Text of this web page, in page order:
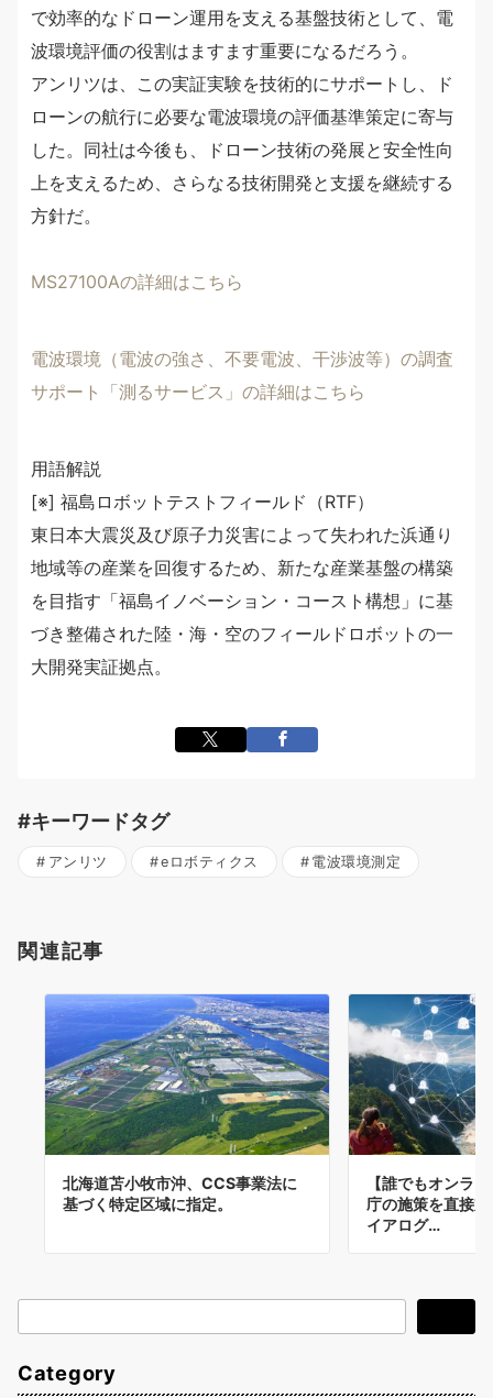
で効率的なドローン運用を支える基盤技術として、電
波環境評価の役割はますます重要になるだろう。
アンリツは、この実証実験を技術的にサポートし、ド
ローンの航行に必要な電波環境の評価基準策定に寄与
した。同社は今後も、ドローン技術の発展と安全性向
上を支えるため、さらなる技術開発と支援を継続する
方針だ。
MS27100Aの詳細はこちら
電波環境（電波の強さ、不要電波、干渉波等）の調査
サポート「測るサービス」の詳細はこちら
用語解説
[※] 福島ロボットテストフィールド（RTF）
東日本大震災及び原子力災害によって失われた浜通り
地域等の産業を回復するため、新たな産業基盤の構築
を目指す「福島イノベーション・コースト構想」に基
づき整備された陸・海・空のフィールドロボットの一
大開発実証拠点。
#キーワードタグ
アンリツ eロボティクス 電波環境測定
関連記事
北海道苫小牧市沖、CCS事業法に
基づく特定区域に指定。
【誰でもオンラ
庁の施策を直接
イアログ…
索
Category